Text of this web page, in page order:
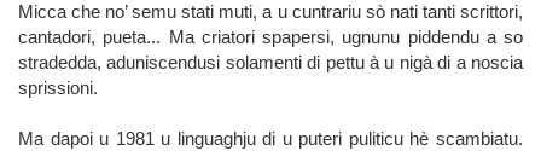
Micca che no’ semu stati muti, a u cuntrariu sò nati tanti scrittori,
cantadori, pueta... Ma criatori spapersi, ugnunu piddendu a so
stradedda, aduniscendusi solamenti di pettu à u nigà di a noscia
sprissioni.
Ma dapoi u 1981 u linguaghju di u puteri puliticu hè scambiatu.